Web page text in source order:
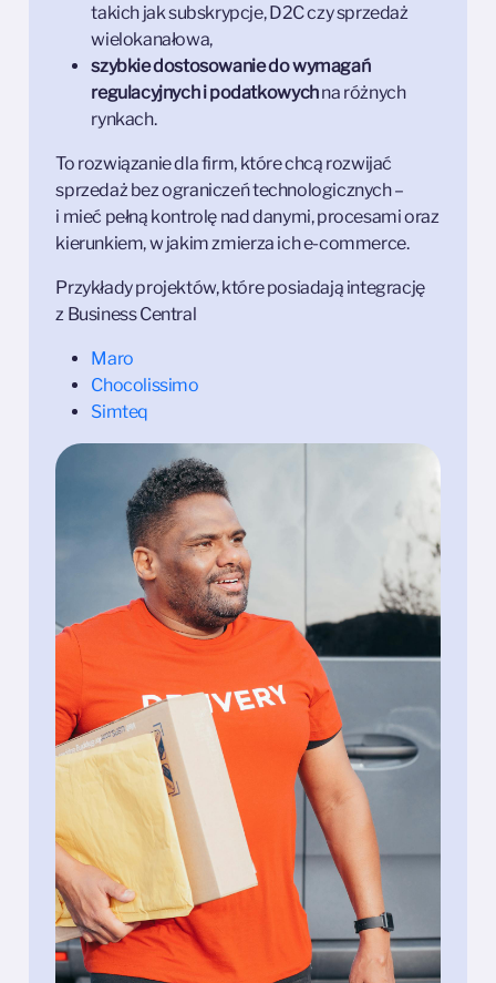
takich jak subskrypcje, D2C czy sprzedaż
wielokanałowa,
szybkie dostosowanie do wymagań
regulacyjnych i podatkowychna różnych
rynkach.
To rozwiązanie dla firm, które chcą rozwijać
sprzedaż bez ograniczeń technologicznych –
i mieć pełną kontrolę nad danymi, procesami oraz
kierunkiem, w jakim zmierza ich e-commerce.
Przykłady projektów, które posiadają integrację
z Business Central
Maro
Chocolissimo
Simteq